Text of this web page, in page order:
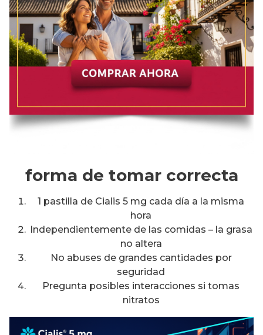
forma de tomar correcta
1 pastilla de Cialis 5 mg cada día a la misma
hora
Independientemente de las comidas – la grasa
no altera
No abuses de grandes cantidades por
seguridad
Pregunta posibles interacciones si tomas
nitratos